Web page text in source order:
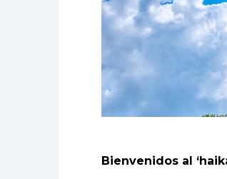
Bienvenidos al